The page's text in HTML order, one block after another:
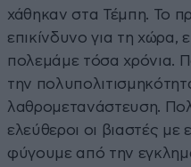
χάθηκαν στα Τέμπη. Το
επικίνδυνο για τη χώρα,
πολεμάμε τόσα χρόνια.
την
λαθρομετανάστευση.
ελεύθεροι οι βιαστές με
φύγουμε από την